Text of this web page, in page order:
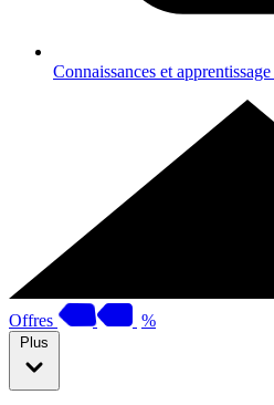
Connaissances et apprentissage
Offres %
Plus